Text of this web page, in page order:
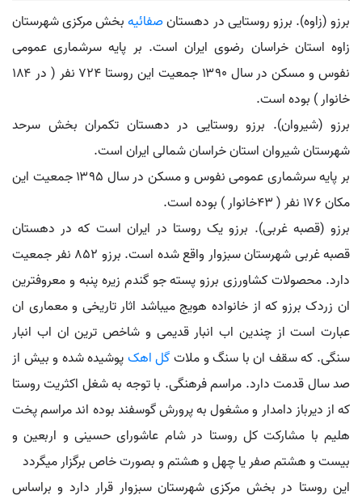
برزو (زاوه). برزو روستایی در دهستانصفائیهبخش مرکزی شهرستان
زاوه استان خراسان رضوی ایران است. بر پایه سرشماری عمومی
نفوس و مسکن در سال ۱۳۹۰ جمعیت این روستا ۷۲۴ نفر ( در ۱۸۴
خانوار ) بوده است.
برزو (شیروان). برزو روستایی در دهستان تکمران بخش سرحد
شهرستان شیروان استان خراسان شمالی ایران است.
بر پایه سرشماری عمومی نفوس و مسکن در سال ۱۳۹۵ جمعیت این
مکان ۱۷۶ نفر ( ۴۳خانوار ) بوده است.
برزو (قصبه غربی). برزو یک روستا در ایران است که در دهستان
قصبه غربی شهرستان سبزوار واقع شده است. برزو ۸۵۲ نفر جمعیت
دارد. محصولات کشاورزی برزو پسته جو گندم زیره پنبه و معروفترین
ان زردک برزو که از خانواده هویج میباشد اثار تاریخی و معماری ان
عبارت است از چندین اب انبار قدیمی و شاخص ترین ان اب انبار
سنگی. که سقف ان با سنگ و ملاتگل اهکپوشیده شده و بیش از
صد سال قدمت دارد. مراسم فرهنگی. با توجه به شغل اکثریت روستا
که از دیرباز دامدار و مشغول به پرورش گوسفند بوده اند مراسم پخت
هلیم با مشارکت کل روستا در شام عاشورای حسینی و اربعین و
بیست و هشتم صفر یا چهل و هشتم و بصورت خاص برگزار میگردد
این روستا در بخش مرکزی شهرستان سبزوار قرار دارد و براساس